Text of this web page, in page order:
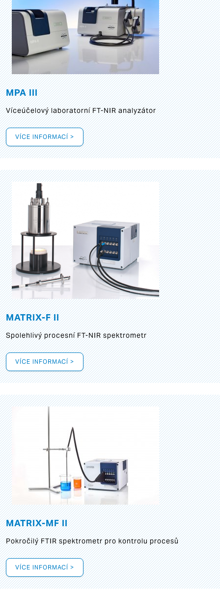
MPA III
Víceúčelový laboratorní FT-NIR analyzátor
VÍCE INFORMACÍ >
MATRIX-F II
Spolehlivý procesní FT-NIR spektrometr
VÍCE INFORMACÍ >
MATRIX-MF II
Pokročilý FTIR spektrometr pro kontrolu procesů
VÍCE INFORMACÍ >